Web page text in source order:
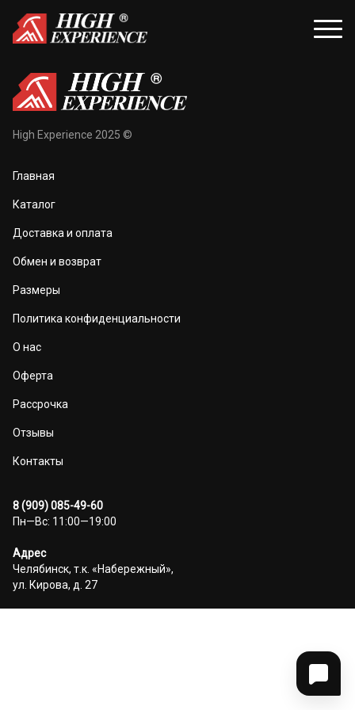
и перчатки
и маски
High Experience 2025 ©
Главная
Каталог
Доставка и оплата
Обмен и возврат
Размеры
Политика конфиденциальности
О нас
Оферта
Рассрочка
Отзывы
Контакты
8 (909) 085-49-60
Пн—Вс: 11:00—19:00
Адрес
Челябинск, т.к. «Набережный»,
ул. Кирова, д. 27